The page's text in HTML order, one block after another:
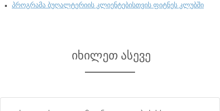
პროგრამა ბუღალტერიის კლიენტებისთვის ფიტნეს კლუბში
იხილეთ ასევე